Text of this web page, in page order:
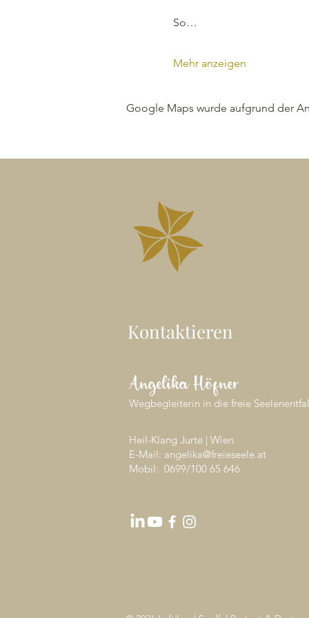
So…
Mehr anzeigen
Google Maps wurde aufgrund der
Kontaktieren
Angelika Höfner
Wegbegleiterin in die freie
Heil-Klang Jurte | Wien
E-Mail: angelika@freieseele.at
Mobil: 0699/100 65 646